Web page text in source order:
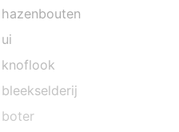
hazenbouten
ui
knoflook
bleekselderij
boter